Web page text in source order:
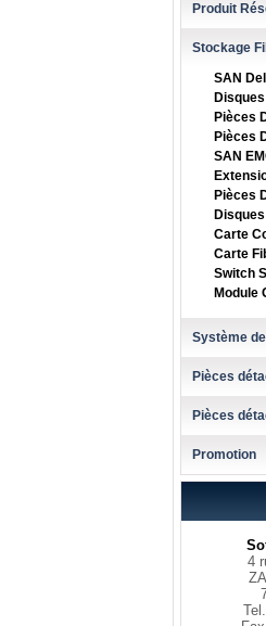
Produit
Stockage
SAN
Pièces
Pièces
SAN
Pièces
Carte
Carte
Switch
Module
Système
Pièces
Pièces
Promotion
4